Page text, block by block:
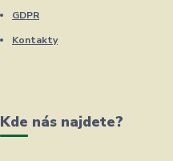
GDPR
Kontakty
Kde nás najdete?